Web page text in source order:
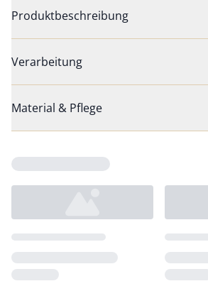
Produktbeschreibung
Verarbeitung
Material & Pflege